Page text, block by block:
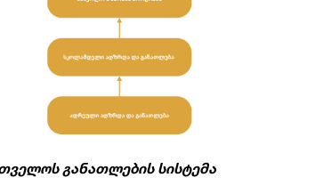
განათლების სისტემა